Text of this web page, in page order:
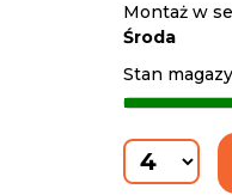
Montaż w
Środa
Stan